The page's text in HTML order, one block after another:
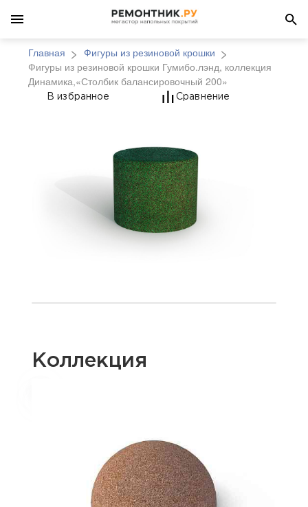
Главная
Фигуры из резиновой крошки
Фигуры из резиновой крошки Гумибо.лэнд, коллекция
Динамика,«Столбик балансировочный 200»
Фигуры из
В избранное Сравнение
Коллекция